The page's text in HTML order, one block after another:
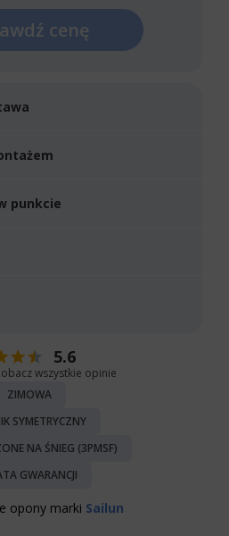
cenę
punkcie
5.6
wszystkie opinie
ZIMOWA
SYMETRYCZNY
NA ŚNIEG (3PMSF)
GWARANCJI
opony marki Sailun